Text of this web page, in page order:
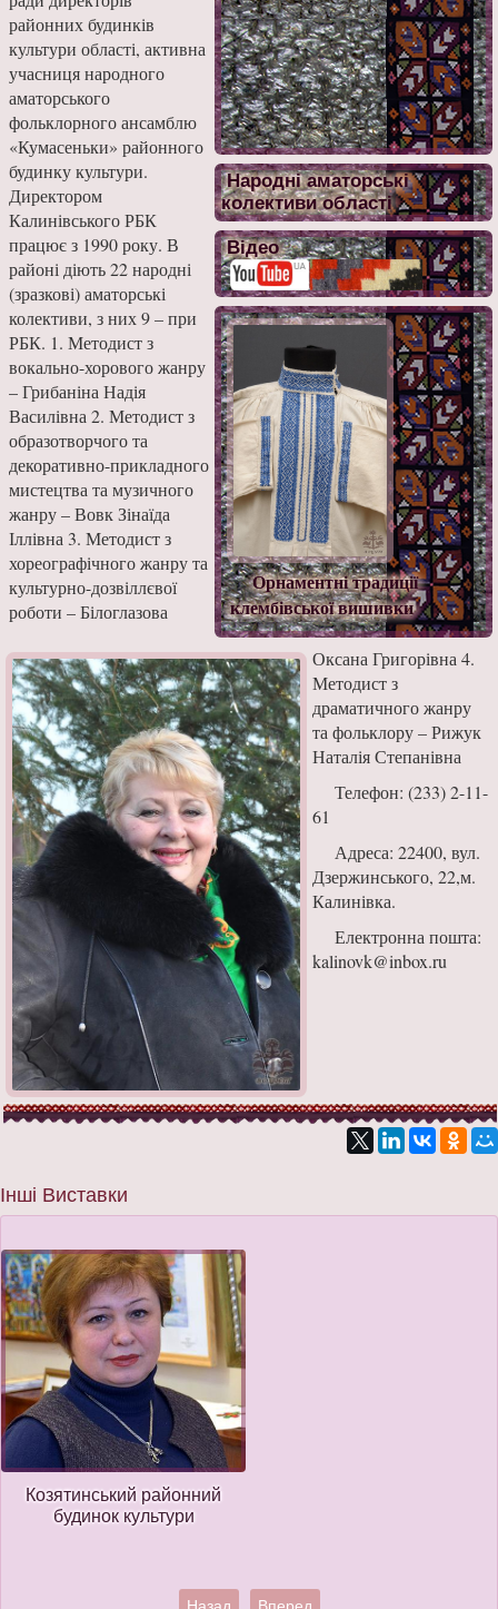
Народні аматорські
колективи області
Відео
Орнаментні традиції
клембівської вишивки
районних будинків
культури області, активна
учасниця народного
аматорського
фольклорного ансамблю
«Кумасеньки» районного
будинку культури.
Директором
Калинівського РБК
працює з 1990 року. В
районі діють 22 народні
(зразкові) аматорські
колективи, з них 9 – при
РБК. 1. Методист з
вокально-хорового жанру
– Грибаніна Надія
Василівна 2. Методист з
образотворчого та
декоративно-прикладного
мистецтва та музичного
жанру – Вовк Зінаїда
Іллівна 3. Методист з
хореографічного жанру та
культурно-дозвіллєвої
роботи – Білоглазова
Оксана Григорівна 4.
Методист з
драматичного жанру
та фольклору – Рижук
Наталія Степанівна
Телефон: (233) 2-11-
61
Адреса: 22400, вул.
Дзержинського, 22,м.
Калинівка.
Електронна пошта:
kalinovk@inbox.ru
Інші Виставки
Козятинський районний
будинок культури
Назад Вперед